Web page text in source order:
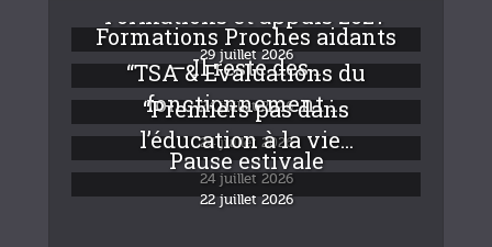
Formations et appuis 2027
29 juillet 2026
Formations Proches aidants
– Il reste des...
24 juillet 2026
“TSA & Evaluations du
fonctionnement :...
24 juillet 2026
“Premiers pas dans
l’éducation à la vie...
24 juillet 2026
Pause estivale
22 juillet 2026